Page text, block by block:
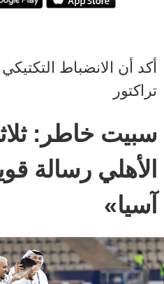
أكد أن الانضباط
تراكتور
سبيت خاطر:
الأهلي رسالة
آسيا»